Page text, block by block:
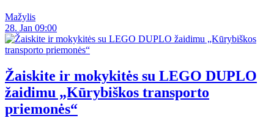
Mažylis
28. Jan 09:00
Žaiskite ir mokykitės su LEGO DUPLO
žaidimu „Kūrybiškos transporto
priemonės“